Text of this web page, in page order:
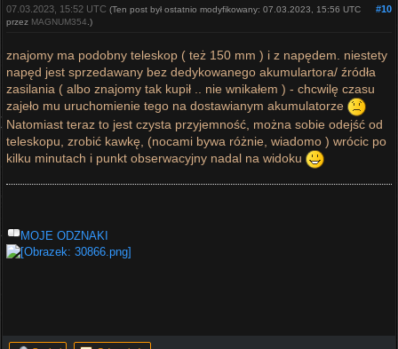
#10
07.03.2023, 15:52 UTC(Ten post był ostatnio modyfikowany: 07.03.2023, 15:56 UTC
przez MAGNUM354 .)
znajomy ma podobny teleskop ( też 150 mm ) i z napędem. niestety
napęd jest sprzedawany bez dedykowanego akumulartora/ źródła
zasilania ( albo znajomy tak kupił .. nie wnikałem ) - chcwilę czasu
zajeło mu uruchomienie tego na dostawianym akumulatorze
Natomiast teraz to jest czysta przyjemność, można sobie odejść od
teleskopu, zrobić kawkę, (nocami bywa różnie, wiadomo ) wrócic po
kilku minutach i punkt obserwacyjny nadal na widoku
MOJE ODZNAKI